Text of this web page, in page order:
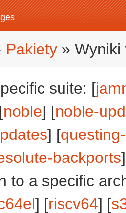
Pakiety » Wyniki
suite: [
noble] [noble-
] [
backports
to a specific
] [riscv64] [